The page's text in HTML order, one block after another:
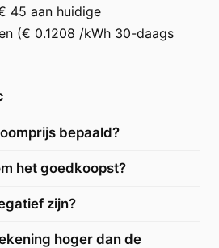
45 aan huidige
(€ 0.1208 /kWh 30-daags
bepaald?
het goedkoopst?
zijn?
hoger dan de